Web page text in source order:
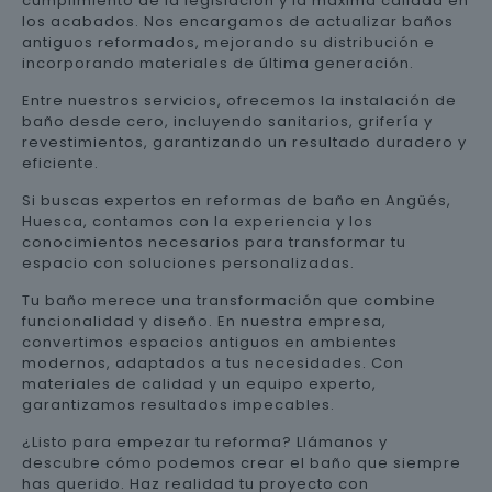
los acabados. Nos encargamos de actualizar baños
antiguos reformados, mejorando su distribución e
incorporando materiales de última generación.
Entre nuestros servicios, ofrecemos la instalación de
baño desde cero, incluyendo sanitarios, grifería y
revestimientos, garantizando un resultado duradero y
eficiente.
Si buscas expertos en reformas de baño en Angüés,
Huesca, contamos con la experiencia y los
conocimientos necesarios para transformar tu
espacio con soluciones personalizadas.
Tu baño merece una transformación que combine
funcionalidad y diseño. En nuestra empresa,
convertimos espacios antiguos en ambientes
modernos, adaptados a tus necesidades. Con
materiales de calidad y un equipo experto,
garantizamos resultados impecables.
¿Listo para empezar tu reforma? Llámanos y
descubre cómo podemos crear el baño que siempre
has querido. Haz realidad tu proyecto con